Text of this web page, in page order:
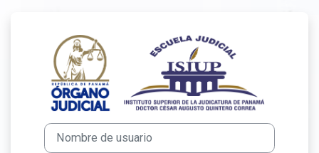
Entrar a e-
Nombre de usuario